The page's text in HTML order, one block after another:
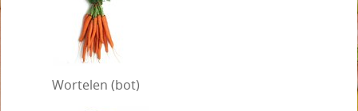
Wortelen (bot)